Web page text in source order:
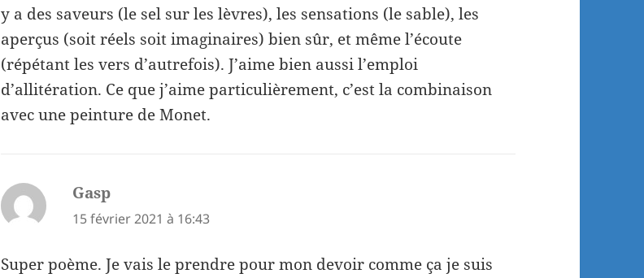
y a des saveurs (le sel sur les lèvres), les sensations (le sable), les
aperçus (soit réels soit imaginaires) bien sûr, et même l’écoute
(répétant les vers d’autrefois). J’aime bien aussi l’emploi
d’allitération. Ce que j’aime particulièrement, c’est la combinaison
avec une peinture de Monet.
Gasp
15 février 2021 à 16:43
Super poème. Je vais le prendre pour mon devoir comme ça je suis